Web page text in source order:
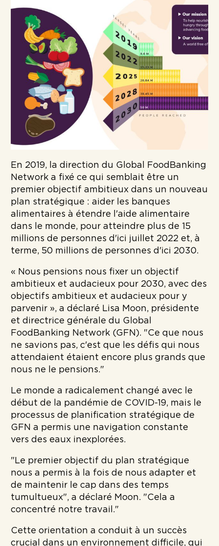
En 2019, la direction du Global FoodBanking
Network a fixé ce qui semblait être un
premier objectif ambitieux dans un nouveau
plan stratégique : aider les banques
alimentaires à étendre l'aide alimentaire
dans le monde, pour atteindre plus de 15
millions de personnes d'ici juillet 2022 et, à
terme, 50 millions de personnes d'ici 2030.
« Nous pensions nous fixer un objectif
ambitieux et audacieux pour 2030, avec des
objectifs ambitieux et audacieux pour y
parvenir », a déclaré Lisa Moon, présidente
et directrice générale du Global
FoodBanking Network (GFN). "Ce que nous
ne savions pas, c'est que les défis qui nous
attendaient étaient encore plus grands que
nous ne le pensions."
Le monde a radicalement changé avec le
début de la pandémie de COVID-19, mais le
processus de planification stratégique de
GFN a permis une navigation constante
vers des eaux inexplorées.
"Le premier objectif du plan stratégique
nous a permis à la fois de nous adapter et
de maintenir le cap dans des temps
tumultueux", a déclaré Moon. "Cela a
concentré notre travail."
Cette orientation a conduit à un succès
crucial dans un environnement difficile, qui